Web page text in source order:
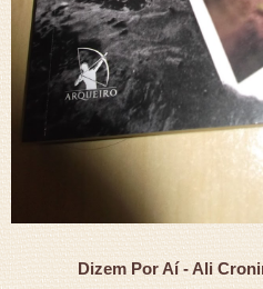
Dizem Por Aí - Ali